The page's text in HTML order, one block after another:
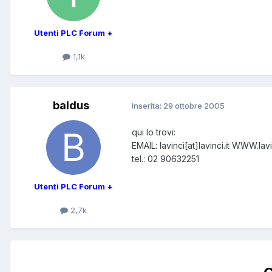
Utenti PLC Forum +
1,1k
baldus
Utenti PLC Forum +
2,7k
Inserita: 29 ottobre 2005
qui lo trovi:
EMAIL: lavinci[at]lavinci.it
tel.: 02 90632251